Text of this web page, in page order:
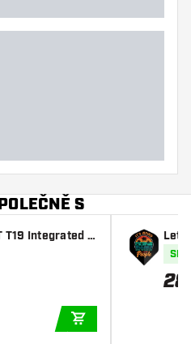
S
T19 Integrated D
Wing Carbon
28